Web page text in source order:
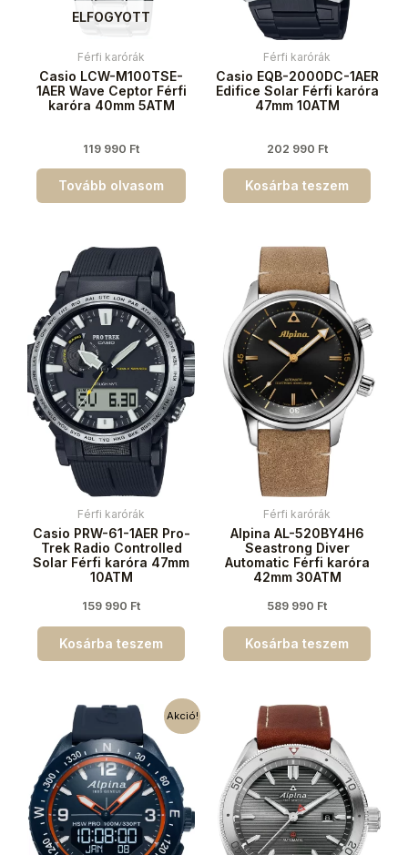
ELFOGYOTT
Férfi karórák
Casio LCW-M100TSE-
1AER Wave Ceptor Férfi
karóra 40mm 5ATM
119 990 Ft
Tovább olvasom
Férfi karórák
Casio EQB-2000DC-1AER
Edifice Solar Férfi karóra
47mm 10ATM
202 990 Ft
Kosárba teszem
Férfi karórák
Casio PRW-61-1AER Pro-
Trek Radio Controlled
Solar Férfi karóra 47mm
10ATM
159 990 Ft
Kosárba teszem
Férfi karórák
Alpina AL-520BY4H6
Seastrong Diver
Automatic Férfi karóra
42mm 30ATM
589 990 Ft
Kosárba teszem
Akció!